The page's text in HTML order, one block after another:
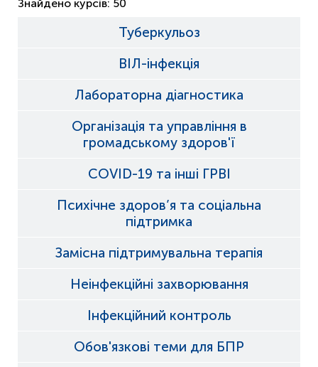
Знайдено курсів: 50
Туберкульоз
ВІЛ-інфекція
Лабораторна діагностика
Організація та управління в
громадському здоров'ї
COVID-19 та інші ГРВІ
Психічне здоров’я та соціальна
підтримка
Замісна підтримувальна терапія
Неінфекційні захворювання
Інфекційний контроль
Обов'язкові теми для БПР